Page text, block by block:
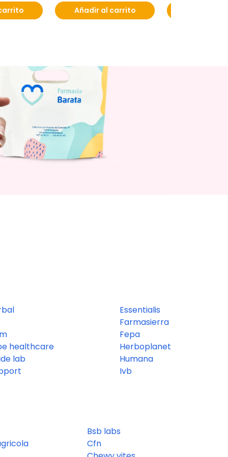
Añadir al carrito
healthcare
lab
Essentialis
Farmasierra
Fepa
Herboplanet
Humana
Ivb
Bsb labs
Cfn